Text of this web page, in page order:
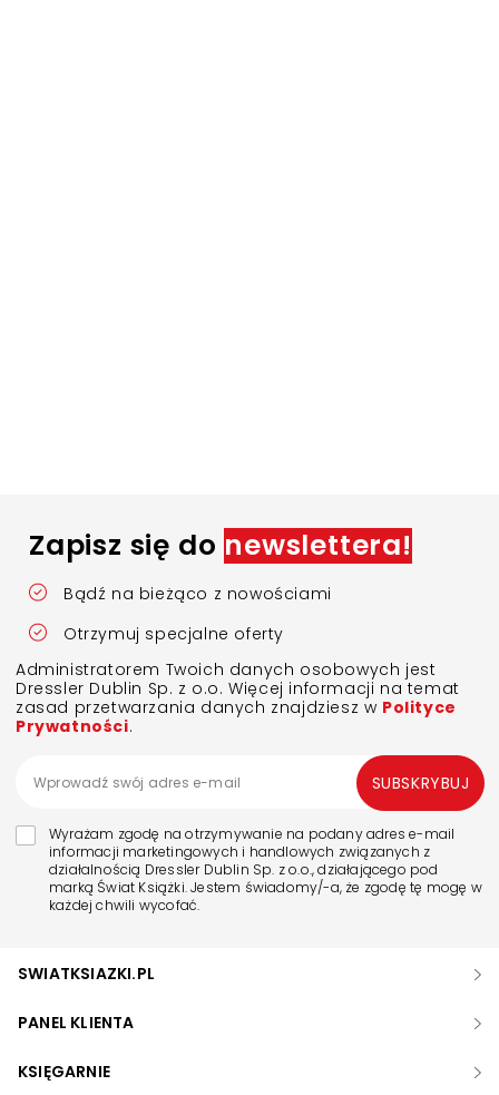
Zapisz się do newslettera!
Bądź na bieżąco z nowościami
Otrzymuj specjalne oferty
Administratorem Twoich danych osobowych jest
Dressler Dublin Sp. z o.o. Więcej informacji na temat
zasad przetwarzania danych znajdziesz w Polityce
Prywatności.
Wyrażam zgodę na otrzymywanie na podany adres e-mail
informacji marketingowych i handlowych związanych z
działalnością Dressler Dublin Sp. z o.o., działającego pod
marką Świat Książki. Jestem świadomy/-a, że zgodę tę mogę w
każdej chwili wycofać.
SUBSKRYBUJ
SWIATKSIAZKI.PL
PANEL KLIENTA
KSIĘGARNIE